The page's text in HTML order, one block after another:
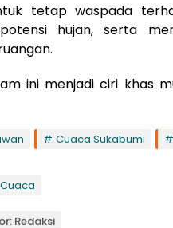
tetap waspada
hujan, serta
ini menjadi ciri khas
Cuaca Sukabumi
Redaksi